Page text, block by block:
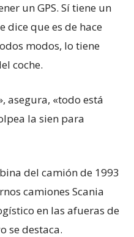
un GPS. Sí tiene un
dice que es de hace
modos, lo tiene
coche.
asegura, «todo está
la sien para
del camión de 1993
camiones Scania
en las afueras de
se destaca.